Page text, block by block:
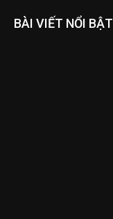
BÀI VIẾT NỔI BẬT